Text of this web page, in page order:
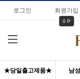
로그인 회원가입
0 P
★당일출고제품★ 남